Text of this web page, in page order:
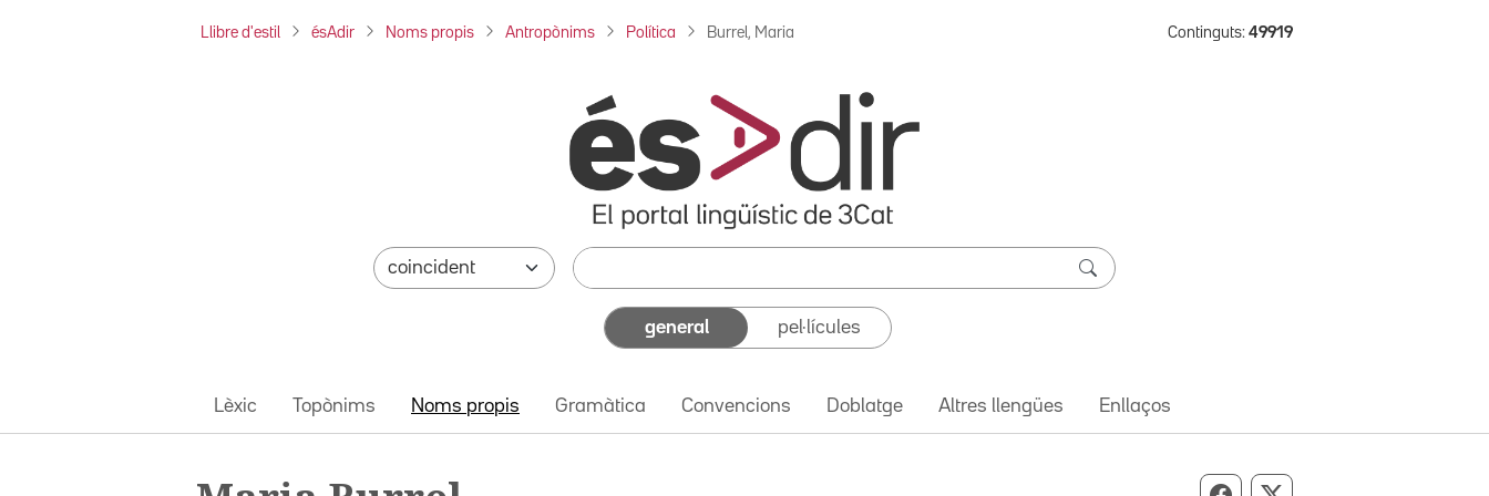
Llibre d'estil ésAdir Noms propis Antropònims Política Burrel, Maria Continguts: 49919
general pel·lícules
Lèxic Topònims Noms propis Gramàtica Convencions Doblatge Altres llengües Enllaços